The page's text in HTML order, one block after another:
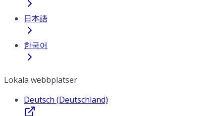
日本語
한국어
Lokala webbplatser
Deutsch (Deutschland)